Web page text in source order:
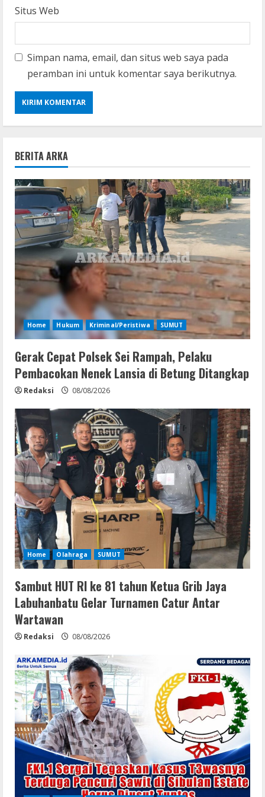
Situs Web
Simpan nama, email, dan situs web saya pada
peramban ini untuk komentar saya berikutnya.
BERITA ARKA
Home Hukum Kriminal/Peristiwa SUMUT
Gerak Cepat Polsek Sei Rampah, Pelaku
Pembacokan Nenek Lansia di Betung Ditangkap
Redaksi 08/08/2026
Home Olahraga SUMUT
Sambut HUT RI ke 81 tahun Ketua Grib Jaya
Labuhanbatu Gelar Turnamen Catur Antar
Wartawan
Redaksi 08/08/2026